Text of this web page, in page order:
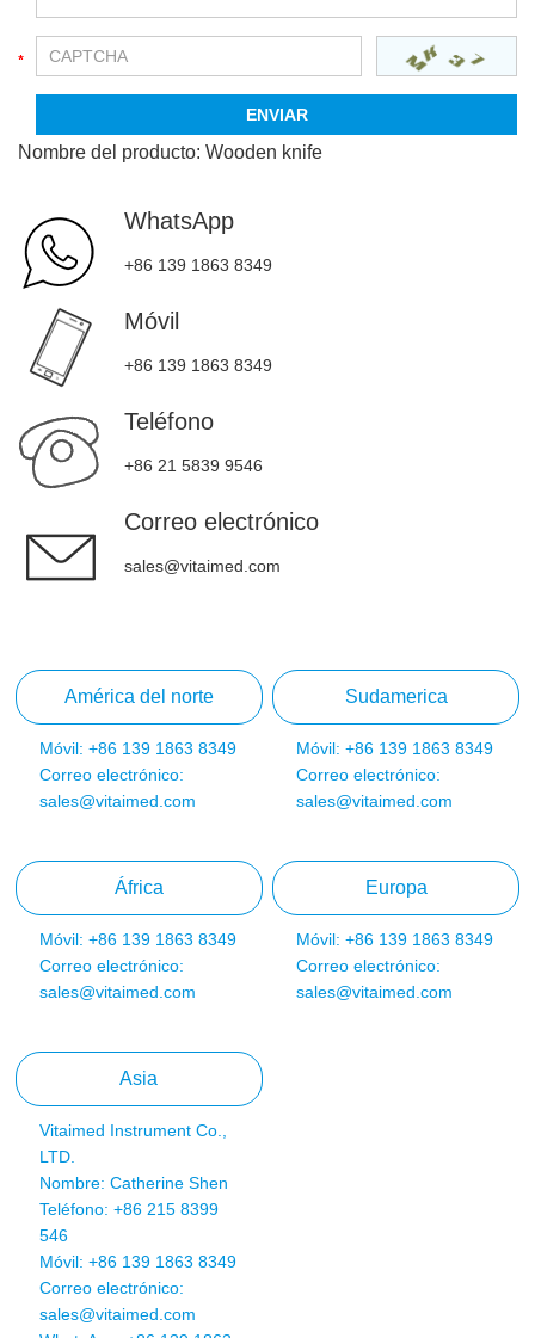
Nombre del producto: Wooden knife
WhatsApp
+86 139 1863 8349
Móvil
+86 139 1863 8349
Teléfono
+86 21 5839 9546
Correo electrónico
sales@vitaimed.com
América del norte
Móvil: +86 139 1863 8349
Correo electrónico:
sales@vitaimed.com
Sudamerica
Móvil: +86 139 1863 8349
Correo electrónico:
sales@vitaimed.com
África
Móvil: +86 139 1863 8349
Correo electrónico:
sales@vitaimed.com
Europa
Móvil: +86 139 1863 8349
Correo electrónico:
sales@vitaimed.com
Asia
Vitaimed Instrument Co.,
LTD.
Nombre: Catherine Shen
Teléfono: +86 215 8399
546
Móvil: +86 139 1863 8349
Correo electrónico:
sales@vitaimed.com